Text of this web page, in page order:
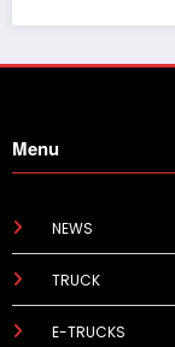
Menu
NEWS
TRUCK
E-TRUCKS